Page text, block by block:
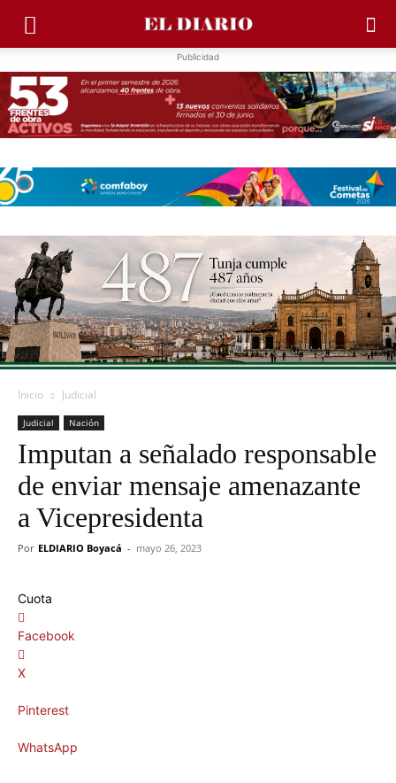
Publicidad
Inicio Judicial
Judicial Nación
Imputan a señalado responsable
de enviar mensaje amenazante
a Vicepresidenta
Por ELDIARIO Boyacá - mayo 26, 2023
Cuota
Facebook
X
Pinterest
WhatsApp